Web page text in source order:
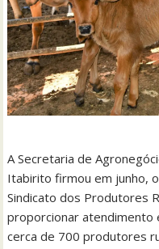
A Secretaria de
Itabirito firmou em junho,
Sindicato dos Produtores
proporcionar atendimento
cerca de 700 produtores